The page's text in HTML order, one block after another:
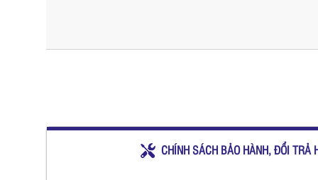
CHÍNH SÁCH BẢO HÀNH, ĐỔI TRẢ